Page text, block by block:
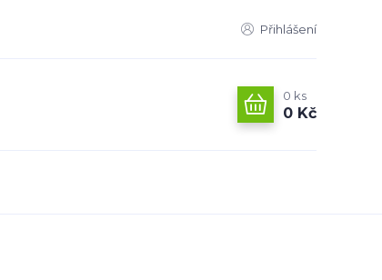
Přihlášení
0 ks
0 Kč